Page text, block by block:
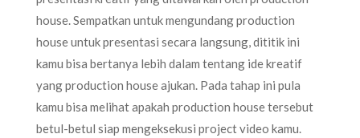
house. Sempatkan untuk mengundang production
house untuk presentasi secara langsung, dititik ini
kamu bisa bertanya lebih dalam tentang ide kreatif
yang production house ajukan. Pada tahap ini pula
kamu bisa melihat apakah production house tersebut
betul-betul siap mengeksekusi project video kamu.